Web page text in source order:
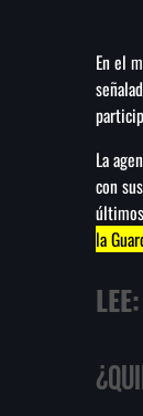
En el
La
con
la
LEE: